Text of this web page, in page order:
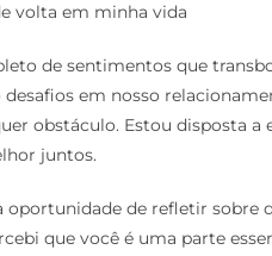
volta em minha vida
de sentimentos que
em nosso
obstáculo. Estou disposta a
juntos.
oportunidade de refletir sobre
que você é uma parte